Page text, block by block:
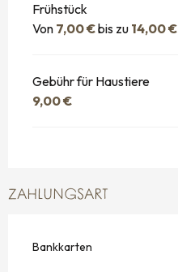
Frühstück
Von 7,00 €bis zu 14,00 €
Gebühr für Haustiere
9,00 €
ZAHLUNGSART
Bankkarten